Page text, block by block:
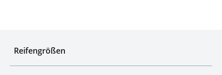
Reifengrößen